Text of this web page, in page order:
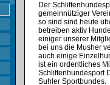
Der
gemeinnütziger
so sind sind heute
betreiben aktiv
einiger unserer
bei uns die Musher
auch einige
ist ein ordentliches
Schlittenhundesport
Suhler Sportbundes.